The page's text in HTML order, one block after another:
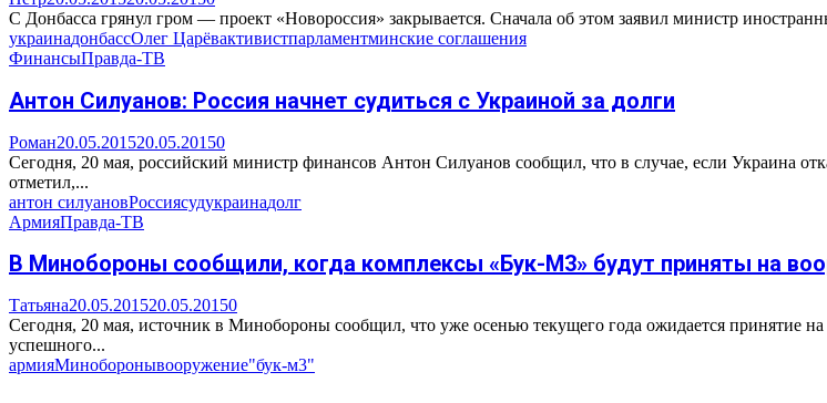
C Донбасса грянул гром — проект «Новороссия» закрывается. Сначала об этом заявил министр
украинадонбассОлег Царёвактивистпарламентминские соглашения
ФинансыПравда-ТВ
Антон Силуанов: Россия начнет судиться с Украиной за долги
Роман20.05.201520.05.20150
Сегодня, 20 мая, российский министр финансов Антон Силуанов сообщил, что в случае, если Украина
отметил,...
антон силуановРоссиясудукраинадолг
АрмияПравда-ТВ
В Минобороны сообщили, когда комплексы «Бук-М3» будут приняты на
Татьяна20.05.201520.05.20150
Сегодня, 20 мая, источник в Минобороны сообщил, что уже осенью текущего года ожидается принятие
успешного...
армияМиноборонывооружение"бук-м3"